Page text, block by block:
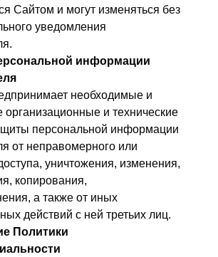
Сайтом и могут изменяться без
уведомления
й информации
необходимые и
организационные и технические
персональной информации
от неправомерного или
уничтожения, изменения,
копирования,
а также от иных
действий с ней третьих лиц.
Политики